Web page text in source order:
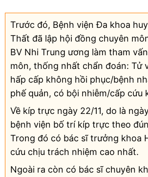
Trước đó, Bệnh viện Đa khoa
Thất đã lập hội đồng chuyên
BV Nhi Trung ương làm tham
môn, thống nhất chẩn đoán: Tử
hấp cấp không hồi phục/bệnh
phế quản, có bội nhiễm/cấp cứu
Về kíp trực ngày 22/11, do là
bệnh viện bố trí kíp trực theo
Trong đó có bác sĩ trưởng khoa
cứu chịu trách nhiệm cao nhất.
Ngoài ra còn có bác sĩ chuyên